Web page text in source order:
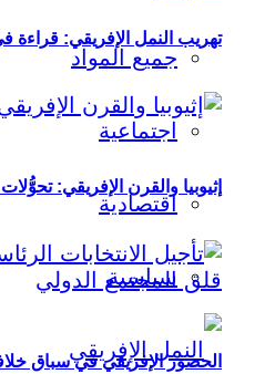
جميع المواد
اجتماعية
اقتصادية
سياسية
تهريب النمل الإفريقي: قراءة
إثيوبيا والقرن الإفريقي:
الحضور الإفريقي في سباق